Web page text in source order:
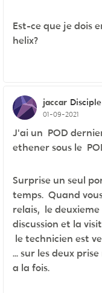
Est-ce que je dois
helix?
jaccar Disciple
01-09-2021
J'ai un POD
ethener sous le
Surprise un seul
temps. Quand
relais, le
discussion et la
le technicien est
... sur les deux
a la fois.